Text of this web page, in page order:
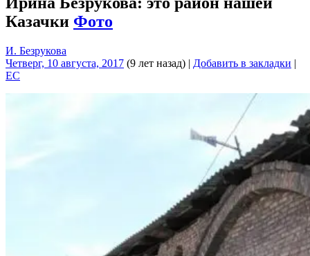
Казачки Фото
И. Безрукова
Четверг, 10 августа, 2017 (9 лет назад) | Добавить в закладки |
EC